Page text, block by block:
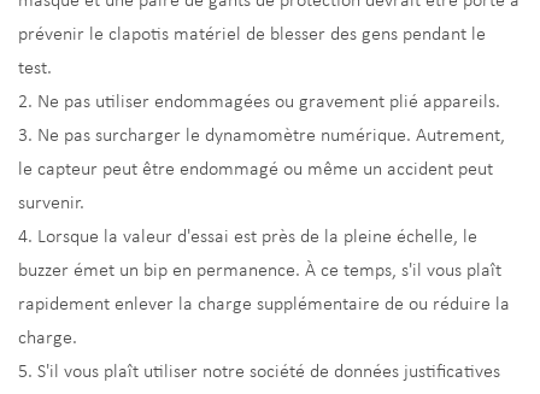
prévenir le clapotis matériel de blesser des gens pendant le
test.
2. Ne pas utiliser endommagées ou gravement plié appareils.
3. Ne pas surcharger le dynamomètre numérique. Autrement,
le capteur peut être endommagé ou même un accident peut
survenir.
4. Lorsque la valeur d'essai est près de la pleine échelle, le
buzzer émet un bip en permanence. À ce temps, s'il vous plaît
rapidement enlever la charge supplémentaire de ou réduire la
charge.
5. S'il vous plaît utiliser notre société de données justificatives